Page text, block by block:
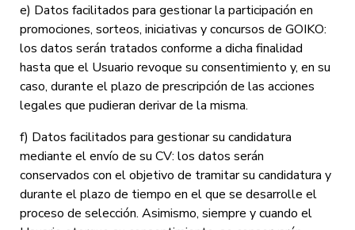
e) Datos facilitados para gestionar la participación en
promociones, sorteos, iniciativas y concursos de GOIKO:
los datos serán tratados conforme a dicha finalidad
hasta que el Usuario revoque su consentimiento y, en su
caso, durante el plazo de prescripción de las acciones
legales que pudieran derivar de la misma.
f) Datos facilitados para gestionar su candidatura
mediante el envío de su CV: los datos serán
conservados con el objetivo de tramitar su candidatura y
durante el plazo de tiempo en el que se desarrolle el
proceso de selección. Asimismo, siempre y cuando el